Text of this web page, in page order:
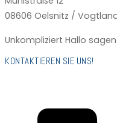
08606 Oelsnitz /
Unkompliziert Hallo sagen
KONTAKTIEREN SIE UNS!